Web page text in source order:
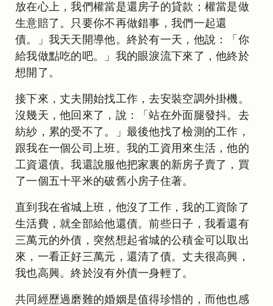
放在心上，我們權當是還房子的貸款；權當是做
生意賠了。只要你不再做錯事，我們一起還
債。」我天天開導他。終於有一天，他說：「你
給我做點吃的吧。」我的眼淚流下來了，他終於
想開了。
接下來，丈夫開始找工作，去安裝空調外掛機。
沒幾天，他回來了，說：「站在外面腿發抖。去
紡紗，累的受不了。」最後他找了檢測的工作，
跟我在一個公司上班。我的工資用來生活，他的
工資還債。我還說服他把家裏的新房子賣了，買
了一個五十平米的破舊小房子住著。
直到我在省城上班，他沒了工作，我的工資除了
生活費，就全部給他還債。前些日子，我看還有
三萬元的外債，突然想起省城的公積金可以取出
來，一看正好三萬元，還清了債。丈夫很高興，
我也高興。終於沒有外債一身輕了。
共同經歷過磨難的婚姻是值得珍惜的，而他也感